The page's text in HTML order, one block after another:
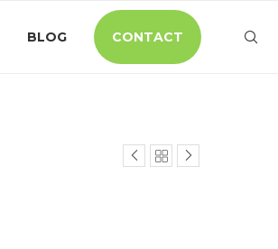
BLOG CONTACT